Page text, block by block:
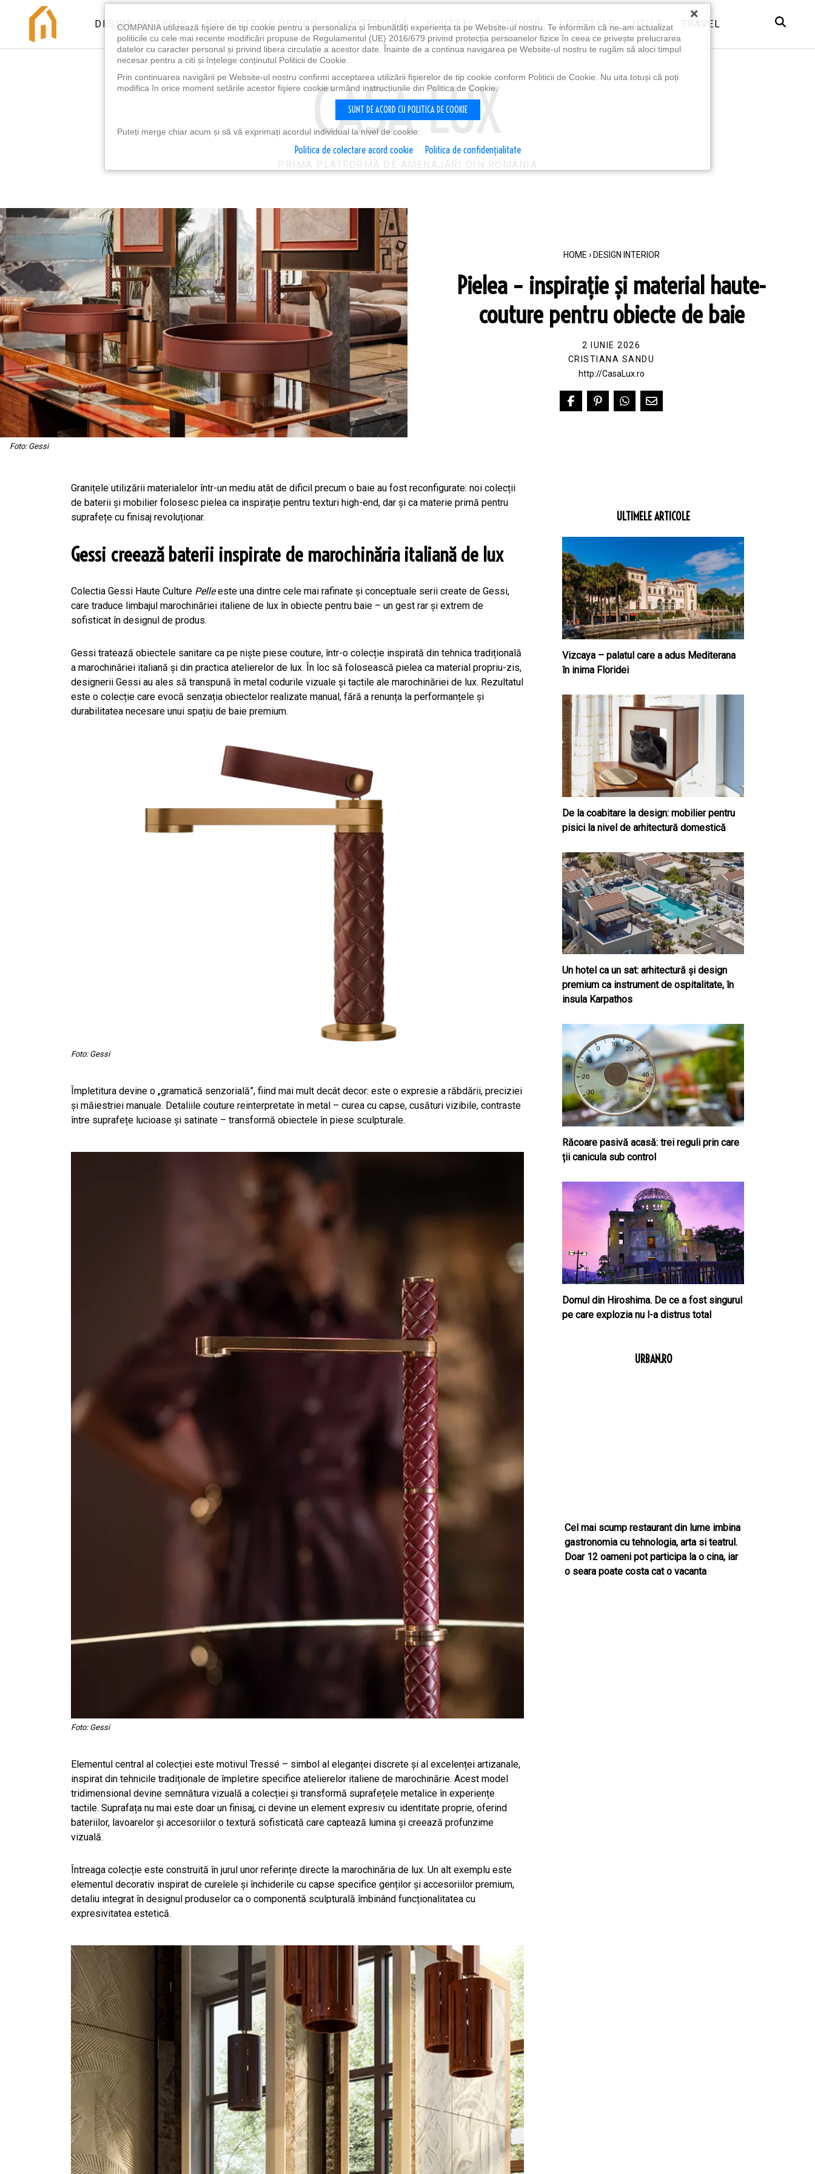
DESIGN INTERIOR PROIECTE DE DESIGN ARHITECTURĂ NOUTĂȚI OUTDOOR LIFESTYLE UTILE TRAVEL
PRIMA PLATFORMĂ DE AMENAJĂRI DIN ROMÂNIA
Foto: Gessi
HOME › DESIGN INTERIOR
Pielea – inspirație și material haute-
couture pentru obiecte de baie
2 IUNIE 2026
CRISTIANA SANDU
http://CasaLux.ro
Granițele utilizării materialelor într-un mediu atât de dificil precum o baie au fost reconfigurate: noi colecții
de baterii și mobilier folosesc pielea ca inspirație pentru texturi high-end, dar și ca materie primă pentru
suprafețe cu finisaj revoluționar.
Gessi creează baterii inspirate de marochinăria italiană de lux
Colectia Gessi Haute Culture Pelleeste una dintre cele mai rafinate și conceptuale serii create de Gessi,
care traduce limbajul marochinăriei italiene de lux în obiecte pentru baie – un gest rar și extrem de
sofisticat în designul de produs.
Gessi tratează obiectele sanitare ca pe nişte piese couture, într-o colecție inspirată din tehnica tradițională
a marochinăriei italiană și din practica atelierelor de lux. În loc să folosească pielea ca material propriu-zis,
designerii Gessi au ales să transpună în metal codurile vizuale și tactile ale marochinăriei de lux. Rezultatul
este o colecție care evocă senzația obiectelor realizate manual, fără a renunța la performanțele și
durabilitatea necesare unui spațiu de baie premium.
Foto: Gessi
Împletitura devine o „gramatică senzorială”, fiind mai mult decât decor: este o expresie a răbdării, preciziei
și măiestriei manuale. Detaliile couture reinterpretate în metal – curea cu capse, cusături vizibile, contraste
între suprafețe lucioase și satinate – transformă obiectele în piese sculpturale.
Foto: Gessi
Elementul central al colecției este motivul Tressé – simbol al eleganței discrete și al excelenței artizanale,
inspirat din tehnicile tradiționale de împletire specifice atelierelor italiene de marochinărie. Acest model
tridimensional devine semnătura vizuală a colecției și transformă suprafețele metalice în experiențe
tactile. Suprafața nu mai este doar un finisaj, ci devine un element expresiv cu identitate proprie, oferind
bateriilor, lavoarelor și accesoriilor o textură sofisticată care captează lumina și creează profunzime
vizuală.
Întreaga colecție este construită în jurul unor referințe directe la marochinăria de lux. Un alt exemplu este
elementul decorativ inspirat de curelele și închiderile cu capse specifice genților și accesoriilor premium,
detaliu integrat în designul produselor ca o componentă sculpturală îmbinând funcționalitatea cu
expresivitatea estetică.
ULTIMELE ARTICOLE
Vizcaya – palatul care a adus Mediterana
în inima Floridei
De la coabitare la design: mobilier pentru
pisici la nivel de arhitectură domestică
Un hotel ca un sat: arhitectură și design
premium ca instrument de ospitalitate, în
insula Karpathos
Răcoare pasivă acasă: trei reguli prin care
ții canicula sub control
Domul din Hiroshima. De ce a fost singurul
pe care explozia nu l-a distrus total
URBAN.RO
Cel mai scump restaurant din lume imbina
gastronomia cu tehnologia, arta si teatrul.
Doar 12 oameni pot participa la o cina, iar
o seara poate costa cat o vacanta
×
COMPANIA utilizează fişiere de tip cookie pentru a personaliza și îmbunătăți experiența ta pe Website-ul nostru. Te informăm că ne-am actualizat
politicile cu cele mai recente modificări propuse de Regulamentul (UE) 2016/679 privind protecția persoanelor fizice în ceea ce privește prelucrarea
datelor cu caracter personal și privind libera circulație a acestor date. Înainte de a continua navigarea pe Website-ul nostru te rugăm să aloci timpul
necesar pentru a citi și înțelege conținutul Politicii de Cookie.
Prin continuarea navigării pe Website-ul nostru confirmi acceptarea utilizării fişierelor de tip cookie conform Politicii de Cookie. Nu uita totuși că poți
modifica în orice moment setările acestor fişiere cookie urmând instrucțiunile din Politica de Cookie.
SUNT DE ACORD CU POLITICA DE COOKIE
Puteți merge chiar acum și să vă exprimați acordul individual la nivel de cookie:
Politica de colectare acord cookie Politica de confidențialitate